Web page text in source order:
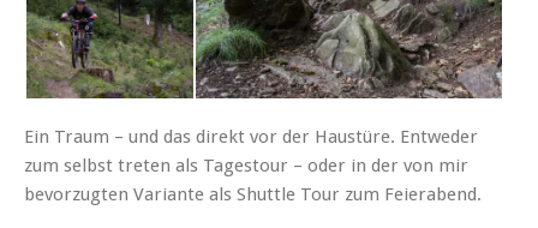
Ein Traum – und das direkt vor der Haustüre. Entweder
zum selbst treten als Tagestour – oder in der von mir
bevorzugten Variante als Shuttle Tour zum Feierabend.